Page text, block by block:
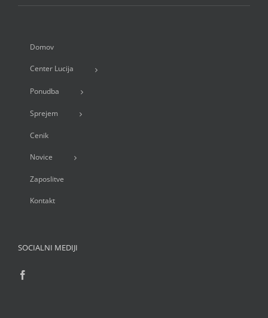
Domov
Center Lucija
Ponudba
Sprejem
Cenik
Novice
Zaposlitve
Kontakt
SOCIALNI MEDIJI